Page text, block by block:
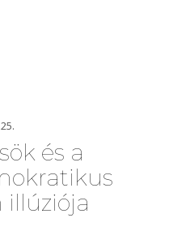
és a